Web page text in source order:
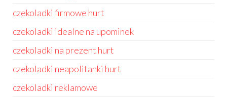
czekoladki firmowe hurt
czekoladki idealne na upominek
czekoladki na prezent hurt
czekoladki neapolitanki hurt
czekoladki reklamowe